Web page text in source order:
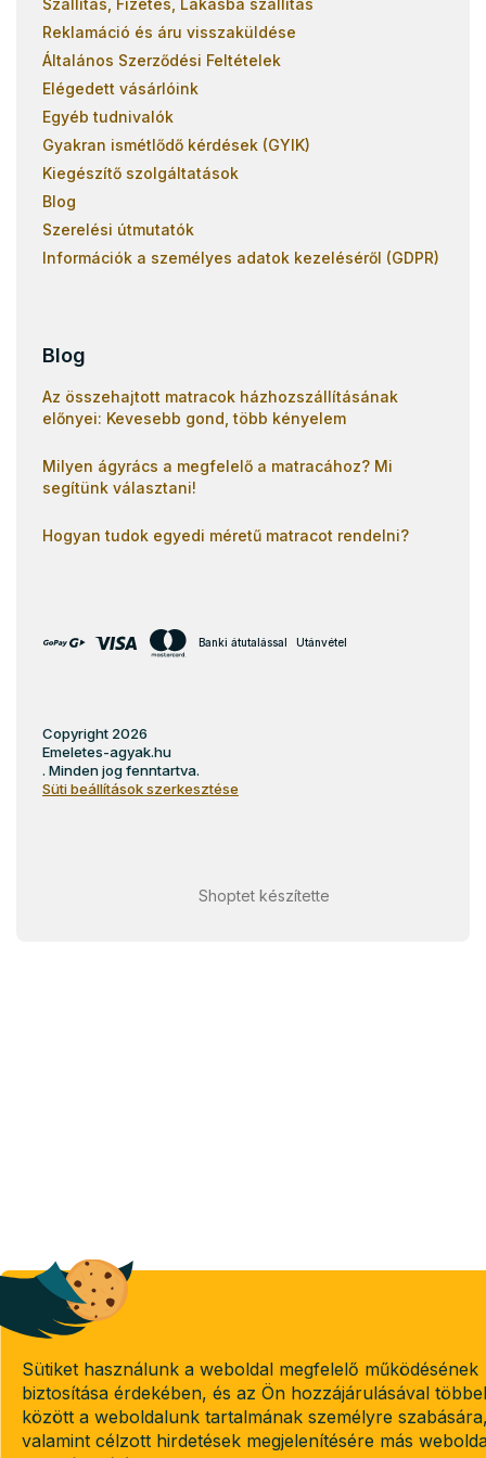
Sütiket használunk a weboldal megfelelő működésének
biztosítása érdekében, és az Ön hozzájárulásával
között a weboldalunk tartalmának személyre
valamint célzott hirdetések megjelenítésére más
Reklamáció és áru visszaküldése
Általános Szerződési Feltételek
Elégedett vásárlóink
Egyéb tudnivalók
Gyakran ismétlődő kérdések (GYIK)
Kiegészítő szolgáltatások
Blog
Szerelési útmutatók
Információk a személyes adatok kezeléséről (GDPR)
Blog
Az összehajtott matracok házhozszállításának
előnyei: Kevesebb gond, több kényelem
Milyen ágyrács a megfelelő a matracához? Mi
segítünk választani!
Hogyan tudok egyedi méretű matracot rendelni?
Banki átutalással Utánvétel
Shoptet készítette
Copyright 2026
Emeletes-agyak.hu
. Minden jog fenntartva.
Süti beállítások szerkesztése